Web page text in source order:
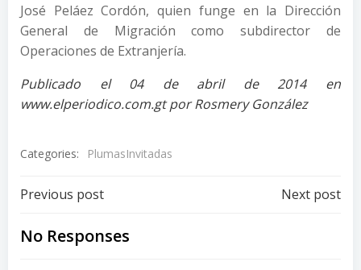
José Peláez Cordón, quien funge en la Dirección
General de Migración como subdirector de
Operaciones de Extranjería.
Publicado el 04 de abril de 2014 en
www.elperiodico.com.gt por Rosmery González
Categories: PlumasInvitadas
Post
navigation
Previous post Next post
No Responses